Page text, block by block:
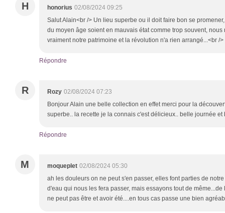
H honorius 02/08/2024 09:25
Salut Alain<br /> Un lieu superbe ou il doit faire bon se
du moyen âge soient en mauvais état comme trop souvent,
vraiment notre patrimoine et la révolution n'a rien arrangé...<br /
Répondre
R Rozy 02/08/2024 07:23
Bonjour Alain une belle collection en effet merci pour la
superbe.. la recette je la connais c'est délicieux.. belle journée
Répondre
M moqueplet 02/08/2024 05:30
ah les douleurs on ne peut s'en passer, elles font parties de
d'eau qui nous les fera passer, mais essayons tout de
ne peut pas être et avoir été....en tous cas passe une bien